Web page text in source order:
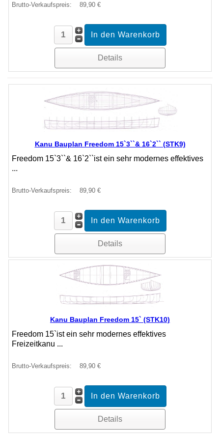
Brutto-Verkaufspreis: 89,90 €
Details
Kanu Bauplan Freedom 15`3``& 16`2`` (STK9)
Freedom 15`3``& 16`2``ist ein sehr modernes effektives
...
Brutto-Verkaufspreis: 89,90 €
Details
Kanu Bauplan Freedom 15` (STK10)
Freedom 15`ist ein sehr modernes effektives
Freizeitkanu ...
Brutto-Verkaufspreis: 89,90 €
Details